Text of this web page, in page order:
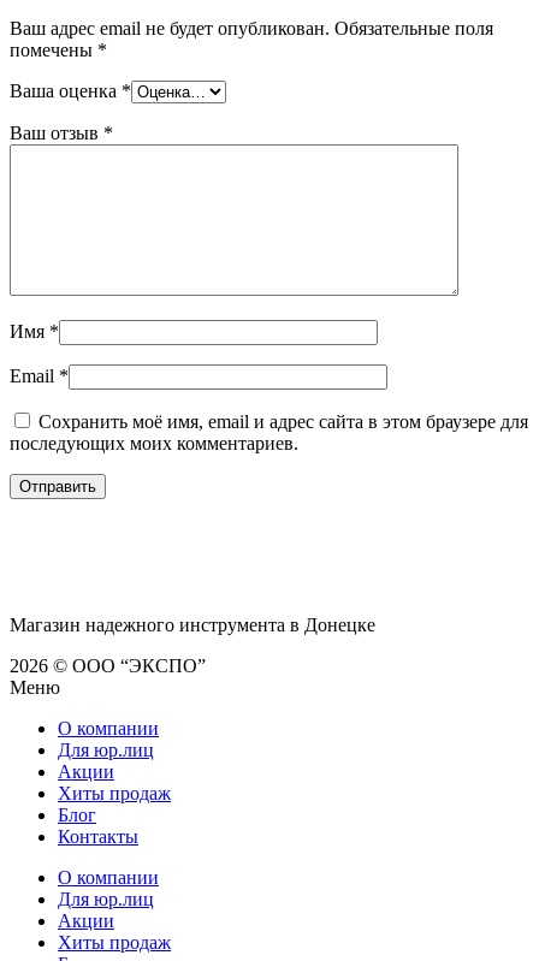
Ваш адрес email не будет опубликован. Обязательные поля
помечены *
Ваша оценка *
Ваш отзыв *
Имя *
Email *
Сохранить моё имя, email и адрес сайта в этом браузере для
последующих моих комментариев.
Магазин надежного инструмента в Донецке
2026 © ООО “ЭКСПО”
Меню
О компании
Для юр.лиц
Акции
Хиты продаж
Блог
Контакты
О компании
Для юр.лиц
Акции
Хиты продаж